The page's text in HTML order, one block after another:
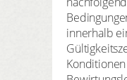
innerhalb